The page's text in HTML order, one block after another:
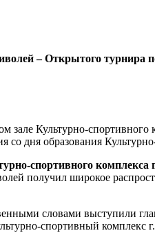
–Открытого турнира
зале Культурно-
дня образования
спортивного комплекса
получил широкое
словами выступили
спортивный комплекс